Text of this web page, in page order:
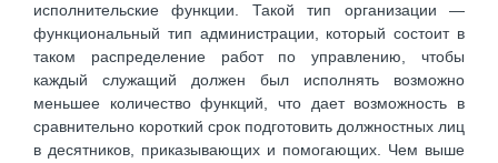
исполнительские функции. Такой тип организации —
функциональный тип администрации, который состоит в
таком распределение работ по управлению, чтобы
каждый служащий должен был исполнять возможно
меньшее количество функций, что дает возможность в
сравнительно короткий срок подготовить должностных лиц
в десятников, приказывающих и помогающих. Чем выше